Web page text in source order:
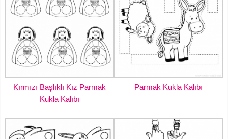
Kırmızı Başlıklı Kız Parmak
Kukla Kalıbı
Parmak Kukla Kalıbı